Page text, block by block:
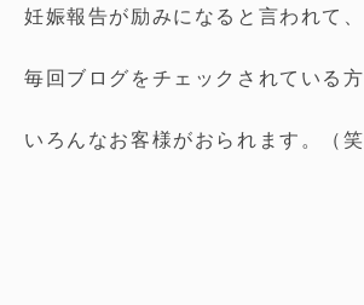
妊娠報告が励みになると言われて、
毎回ブログをチェックされている
いろんなお客様がおられます。（笑